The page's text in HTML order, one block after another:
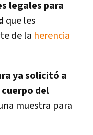
legales para
que les
de la herencia
ya solicitó a
del
muestra para